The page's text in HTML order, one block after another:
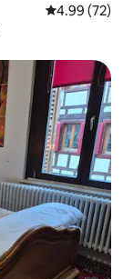
Ukadiriaji wa
4.99 (72)